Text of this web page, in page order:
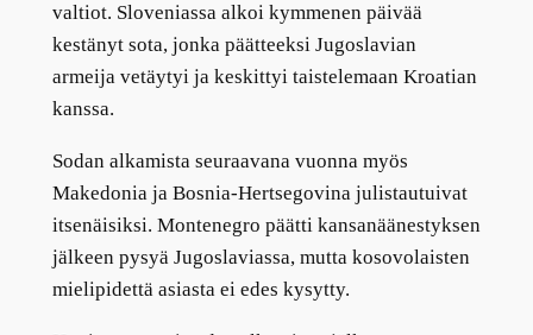
valtiot. Sloveniassa alkoi kymmenen päivää
kestänyt sota, jonka päätteeksi Jugoslavian
armeija vetäytyi ja keskittyi taistelemaan Kroatian
kanssa.
Sodan alkamista seuraavana vuonna myös
Makedonia ja Bosnia-Hertsegovina julistautuivat
itsenäisiksi. Montenegro päätti kansanäänestyksen
jälkeen pysyä Jugoslaviassa, mutta kosovolaisten
mielipidettä asiasta ei edes kysytty.